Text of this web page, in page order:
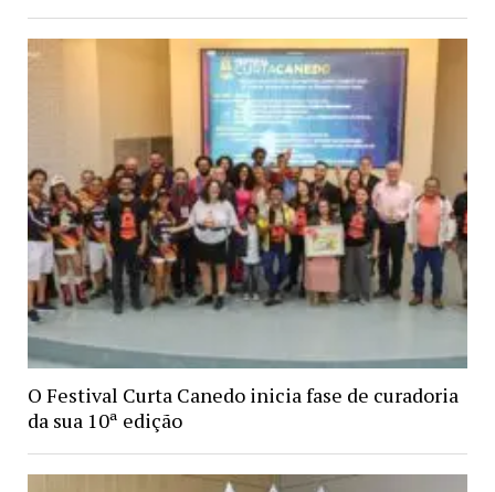
O Festival Curta Canedo inicia fase de curadoria
da sua 10ª edição